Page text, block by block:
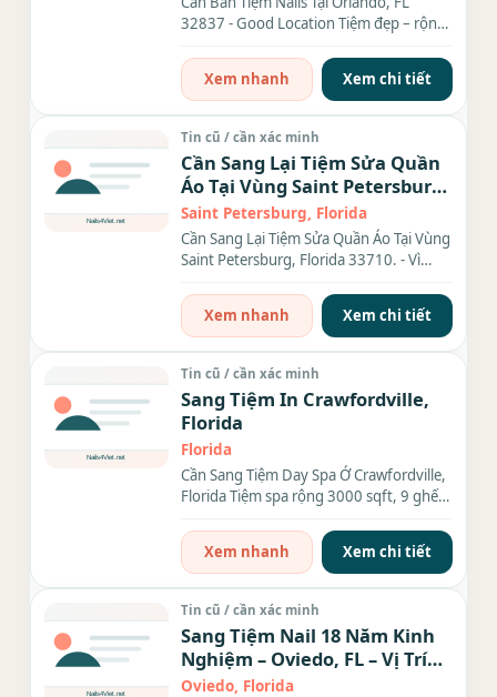
32837 - Good Location Tiệm đẹp – rộng
Xem nhanh
Xem chi tiết
Tin cũ / cần xác minh
Cần Sang Lại Tiệm Sửa Quần
Áo Tại Vùng Saint Petersburg,
Florida 33710.
Saint Petersburg, Florida
Cần Sang Lại Tiệm Sửa Quần Áo Tại Vùng
Saint Petersburg, Florida 33710. - Vì
Xem nhanh
Xem chi tiết
Tin cũ / cần xác minh
Sang Tiệm In Crawfordville,
Florida
Florida
Cần Sang Tiệm Day Spa Ở Crawfordville,
Florida Tiệm spa rộng 3000 sqft, 9 ghế,
Xem nhanh
Xem chi tiết
Tin cũ / cần xác minh
Sang Tiệm Nail 18 Năm Kinh
Nghiệm – Oviedo, FL – Vị Trí
Đẹp, Rent Rẻ 1,200 Sqf !
Oviedo, Florida